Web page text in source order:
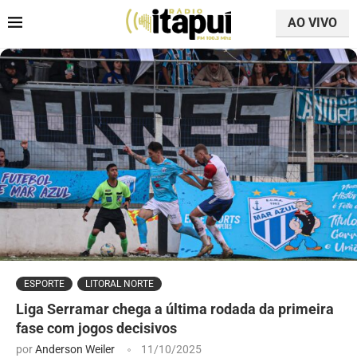
AO VIVO
ESPORTE LITORAL NORTE
Liga Serramar chega a última rodada da primeira
fase com jogos decisivos
porAnderson Weiler 11/10/2025